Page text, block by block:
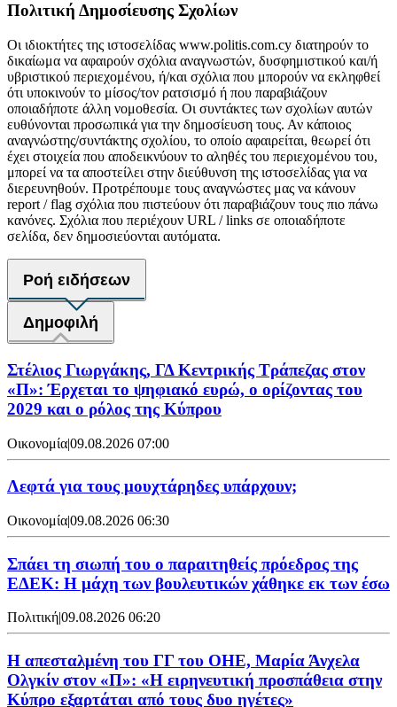
Πολιτική Δημοσίευσης Σχολίων
Οι ιδιοκτήτες της ιστοσελίδας www.politis.com.cy διατηρούν το
δικαίωμα να αφαιρούν σχόλια αναγνωστών, δυσφημιστικού και/ή
υβριστικού περιεχομένου, ή/και σχόλια που μπορούν να εκληφθεί
ότι υποκινούν το μίσος/τον ρατσισμό ή που παραβιάζουν
οποιαδήποτε άλλη νομοθεσία. Οι συντάκτες των σχολίων αυτών
ευθύνονται προσωπικά για την δημοσίευση τους. Αν κάποιος
αναγνώστης/συντάκτης σχολίου, το οποίο αφαιρείται, θεωρεί ότι
έχει στοιχεία που αποδεικνύουν το αληθές του περιεχομένου του,
μπορεί να τα αποστείλει στην διεύθυνση της ιστοσελίδας για να
διερευνηθούν. Προτρέπουμε τους αναγνώστες μας να κάνουν
report / flag σχόλια που πιστεύουν ότι παραβιάζουν τους πιο πάνω
κανόνες. Σχόλια που περιέχουν URL / links σε οποιαδήποτε
σελίδα, δεν δημοσιεύονται αυτόματα.
Ροή ειδήσεων
Δημοφιλή
Στέλιος Γιωργάκης, ΓΔ Κεντρικής Τράπεζας στον
«Π»: Έρχεται το ψηφιακό ευρώ, ο ορίζοντας του
2029 και ο ρόλος της Κύπρου
Οικονομία|09.08.2026 07:00
Λεφτά για τους μουχτάρηδες υπάρχουν;
Οικονομία|09.08.2026 06:30
Σπάει τη σιωπή του ο παραιτηθείς πρόεδρος της
ΕΔΕΚ: Η μάχη των βουλευτικών χάθηκε εκ των έσω
Πολιτική|09.08.2026 06:20
Η απεσταλμένη του ΓΓ του ΟΗΕ, Μαρία Άνχελα
Ολγκίν στον «Π»: «Η ειρηνευτική προσπάθεια στην
Κύπρο εξαρτάται από τους δυο ηγέτες»